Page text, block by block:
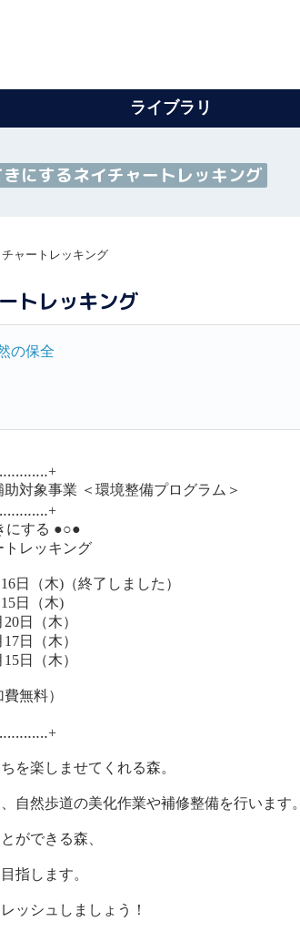
ライブラリ
にするネイチャートレッキング
ャートレッキング
トレッキング
の保全
象事業 ＜環境整備プログラム＞
●○●
ング
)（終了しました）
（木)
（木）
（木）
（木）
）
を楽しませてくれる森。
自然歩道の美化作業や補修整備を行います。
ができる森、
指します。
ッシュしましょう！